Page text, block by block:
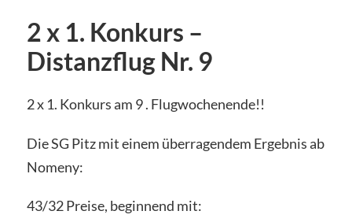
2 x 1. Konkurs –
Distanzflug Nr. 9
2 x 1. Konkurs am 9 . Flugwochenende!!
Die SG Pitz mit einem überragendem Ergebnis ab
Nomeny:
43/32 Preise, beginnend mit: